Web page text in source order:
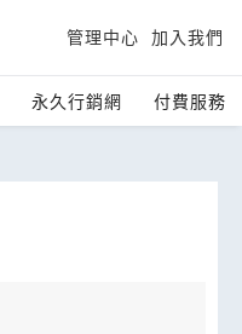
管理中心 加入我們
永久行銷網 付費服務